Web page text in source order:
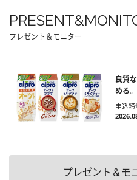
プレゼント＆モニター
良質
める
申込締
プレゼント＆モ